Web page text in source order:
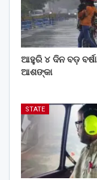
ଆହୁରି ୪ ଦିନ ବଡ଼ ବର୍ଷା
ଆଶଙ୍କା
STATE